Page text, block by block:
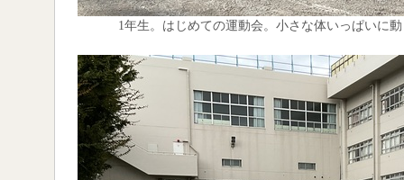
1年生。はじめての運動会。小さな体いっぱいに